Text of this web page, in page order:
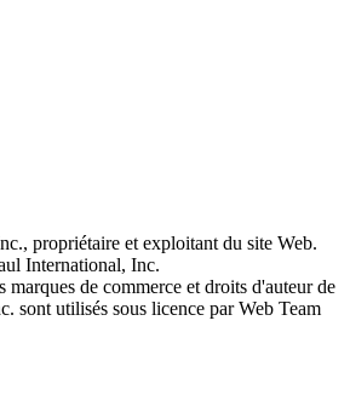
propriétaire et exploitant du site Web.
International, Inc.
marques de commerce et droits d'auteur de
sont utilisés sous licence par Web Team